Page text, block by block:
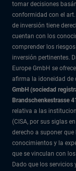
tomar decisiones
conformidad con el
de inversión tiene
cuentan con los
comprender los
inversión pertinentes.
Europe GmbH se
afirma la idoneidad de
GmbH (sociedad
Brandschenkestrasse
relativa a las
(CISA, por sus siglas
derecho a suponer
conocimientos y la
que se vinculan con
Dado que los servicios